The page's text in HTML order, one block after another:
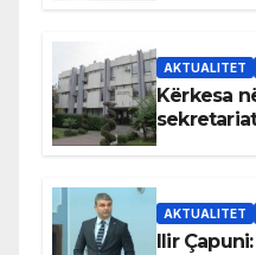
AKTUALITET
Kërkesa
AKTUALITET
Ilir